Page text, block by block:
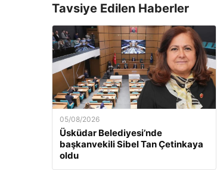
Tavsiye Edilen Haberler
05/08/2026
Üsküdar Belediyesi’nde
başkanvekili Sibel Tan Çetinkaya
oldu